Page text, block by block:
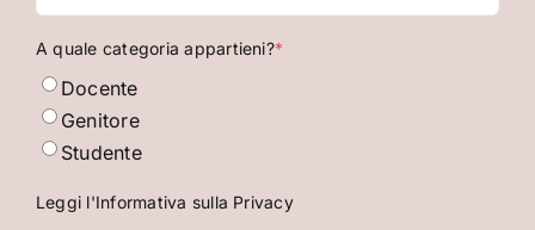
Email*
A quale categoria appartieni?*
Docente
Genitore
Studente
Leggi l'Informativa sulla Privacy